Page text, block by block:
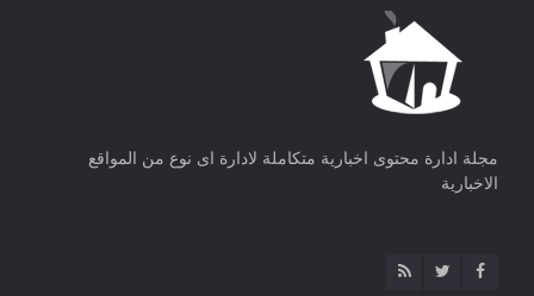
مجلة ادارة محتوى اخبارية متكاملة لادارة اى نوع من المواقع
الاخبارية